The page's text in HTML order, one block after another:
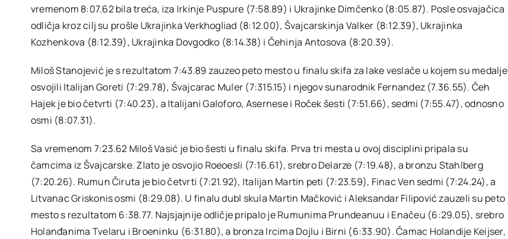
vremenom 8:07.62 bila treća, iza Irkinje Puspure (7:58.89) i Ukrajinke Dimčenko (8:05.87). Posle osvajačica
odličja kroz cilj su prošle Ukrajinka Verkhogliad (8:12.00), Švajcarskinja Valker (8:12.39), Ukrajinka
Kozhenkova (8:12.39), Ukrajinka Dovgodko (8:14.38) i Čehinja Antosova (8:20.39).
Miloš Stanojević je s rezultatom 7:43.89 zauzeo peto mesto u finalu skifa za lake veslače u kojem su medalje
osvojili Italijan Goreti (7:29.78), Švajcarac Muler (7:315.15) i njegov sunarodnik Fernandez (7.36.55). Čeh
Hajek je bio četvrti (7:40.23), a Italijani Galoforo, Asernese i Roček šesti (7:51.66), sedmi (7:55.47), odnosno
osmi (8:07.31).
Sa vremenom 7:23.62 Miloš Vasić je bio šesti u finalu skifa. Prva tri mesta u ovoj disciplini pripala su
čamcima iz Švajcarske. Zlato je osvojio Roeoesli (7:16.61), srebro Delarze (7:19.48), a bronzu Stahlberg
(7:20.26). Rumun Čiruta je bio četvrti (7:21.92), Italijan Martin peti (7:23.59), Finac Ven sedmi (7:24.24), a
Litvanac Griskonis osmi (8:29.08). U finalu dubl skula Martin Mačković i Aleksandar Filipović zauzeli su peto
mesto s rezultatom 6:38.77. Najsjajnije odličje pripalo je Rumunima Prundeanuu i Enačeu (6:29.05), srebro
Holanđanima Tvelaru i Broeninku (6:31.80), a bronza Ircima Dojlu i Birni (6:33.90). Čamac Holandije Keijser,